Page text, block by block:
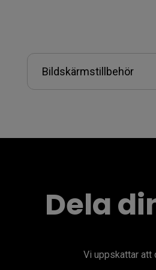
Bildskärmstillbehör
Dela
Vi uppskattar att